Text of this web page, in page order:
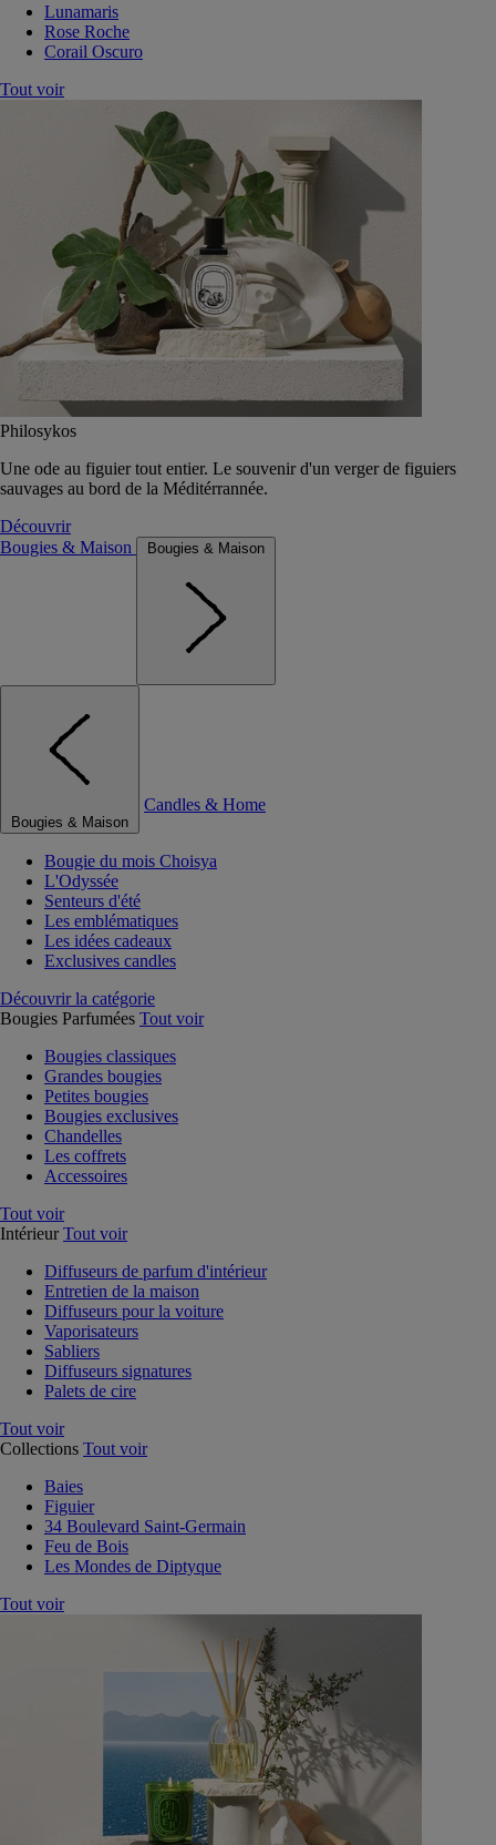
Lunamaris
Rose Roche
Corail Oscuro
Tout voir
Philosykos
Une ode au figuier tout entier. Le souvenir d'un verger de figuiers
sauvages au bord de la Méditérrannée.
Découvrir
Bougies & Maison
Bougies & Maison
Bougies & Maison
Candles & Home
Bougie du mois Choisya
L'Odyssée
Senteurs d'été
Les emblématiques
Les idées cadeaux
Exclusives candles
Découvrir la catégorie
Bougies Parfumées Tout voir
Bougies classiques
Grandes bougies
Petites bougies
Bougies exclusives
Chandelles
Les coffrets
Accessoires
Tout voir
Intérieur Tout voir
Diffuseurs de parfum d'intérieur
Entretien de la maison
Diffuseurs pour la voiture
Vaporisateurs
Sabliers
Diffuseurs signatures
Palets de cire
Tout voir
Collections Tout voir
Baies
Figuier
34 Boulevard Saint-Germain
Feu de Bois
Les Mondes de Diptyque
Tout voir